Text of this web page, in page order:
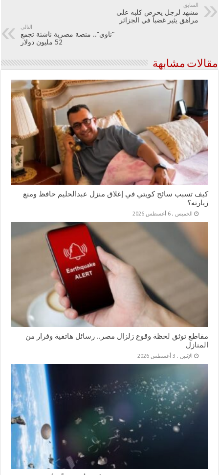
السابق
مشهد لرجل يحرض كلبه على
مراهق يثير غضباً في الجزائر
التالي
“ناوي”.. منصة مصرية ناشئة تجمع
52 مليون دولار
مقالات مشابهة
كيف تسبب سائح كويتي في إغلاق منزل عبدالحليم حافظ ومنع
زيارته؟
الخميس , 6 أغسطس 2026
مقاطع توثق لحظة وقوع زلزال مصر.. رسائل هاتفية وفرار من
المنازل
الإثنين , 3 أغسطس 2026